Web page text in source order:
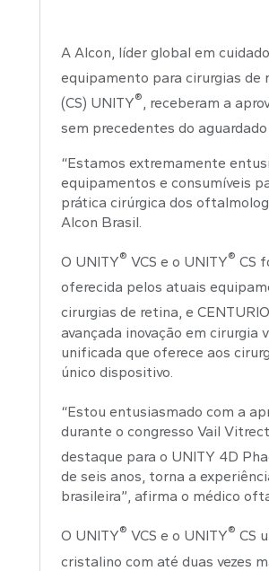
A Alcon, líder global em
equipamento para cirurgias de
(CS) UNITY®, receberam a
sem precedentes do
“Estamos extremamente
equipamentos e consumíveis
prática cirúrgica dos
Alcon Brasil.
O UNITY® VCS e o UNITY® CS
oferecida pelos atuais
cirurgias de retina, e
avançada inovação em
unificada que oferece aos
único dispositivo.
“Estou entusiasmado com a
durante o congresso Vail
destaque para o UNITY 4D
de seis anos, torna a
brasileira”, afirma o médico
O UNITY® VCS e o UNITY® CS
cristalino com até duas vezes